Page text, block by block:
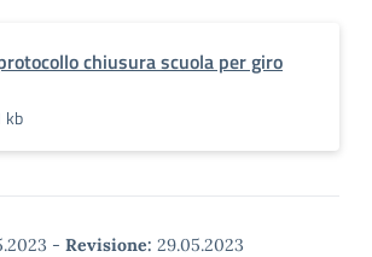
chiusura scuola per giro
kb
- Revisione: 29.05.2023